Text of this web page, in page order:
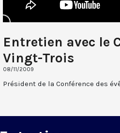
Entretien avec le
Vingt-Trois
08/11/2009
Président de la Conférence des